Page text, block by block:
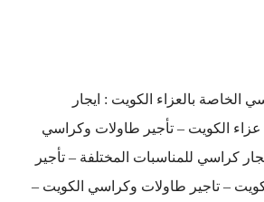
الخاصة بالعزاء الكويت : ايجار
الكويت – تأجير طاولات وكراسي
كراسي للمناسبات المختلفة – تأجير
– تاجير طاولات وكراسي الكويت –